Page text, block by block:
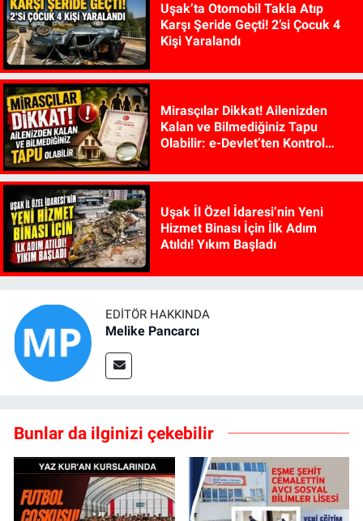
Uşak’ta Otomobil Takla Atıp
Karşı Şeride Geçti! 2’si Çocuk 4
Kişi Yaralandı
Mirasçılar Dikkat! Ailenizden
Kalan ve Bilmediğiniz Tapu
Olabilir: e-Devlet’ten Kontrol
Uşak İl Özel İdaresi’nin Yeni
Hizmet Binası İçin İlk Adım
Atıldı! Yıkım Başladı
EDITÖR HAKKINDA
Melike Pancarcı
Bunlar da ilginizi çekebilir